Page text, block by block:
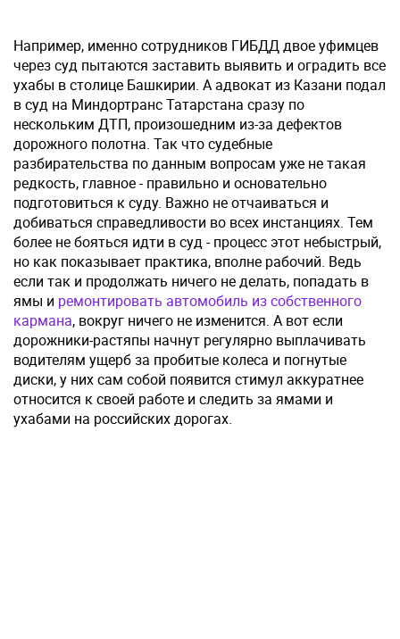
Например, именно сотрудников ГИБДД двое уфимцев
через суд пытаются заставить выявить и оградить все
ухабы в столице Башкирии. А адвокат из Казани подал
в суд на Миндортранс Татарстана сразу по
нескольким ДТП, произошедним из-за дефектов
дорожного полотна. Так что судебные
разбирательства по данным вопросам уже не такая
редкость, главное - правильно и основательно
подготовиться к суду. Важно не отчаиваться и
добиваться справедливости во всех инстанциях. Тем
более не бояться идти в суд - процесс этот небыстрый,
но как показывает практика, вполне рабочий. Ведь
если так и продолжать ничего не делать, попадать в
ямы и ремонтировать автомобиль из собственного
кармана, вокруг ничего не изменится. А вот если
дорожники-растяпы начнут регулярно выплачивать
водителям ущерб за пробитые колеса и погнутые
диски, у них сам собой появится стимул аккуратнее
относится к своей работе и следить за ямами и
ухабами на российских дорогах.